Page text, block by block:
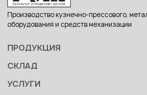
Производство кузнечно-прессового,
оборудования и средств механизации
ПРОДУКЦИЯ
Вспомогательные средства механизации
СКЛАД
УСЛУГИ